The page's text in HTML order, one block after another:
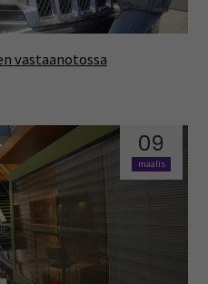
vastaanotossa
09
maalis